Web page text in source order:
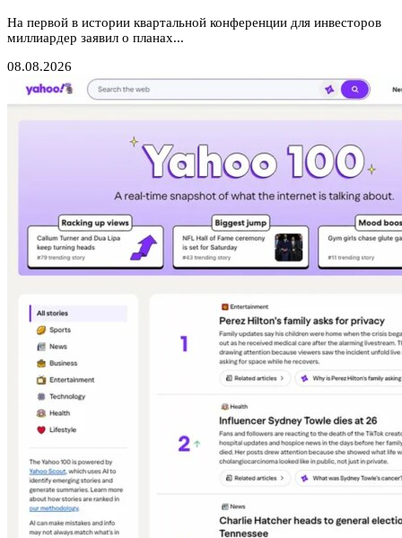
На первой в истории квартальной конференции для инвесторов
миллиардер заявил о планах...
08.08.2026